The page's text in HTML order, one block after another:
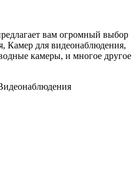
вам огромный выбор
Камер для видеонаблюдения,
камеры, и многое другое